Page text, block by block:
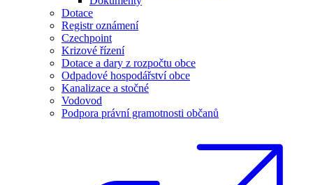
Dotace
Registr oznámení
Czechpoint
Krizové řízení
Dotace a dary z rozpočtu obce
Odpadové hospodářství obce
Kanalizace a stočné
Vodovod
Podpora právní gramotnosti občanů